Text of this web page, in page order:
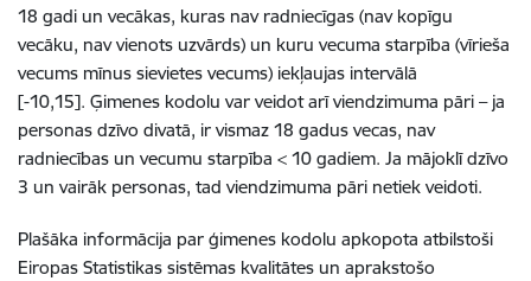
18 gadi un vecākas, kuras nav radniecīgas (nav kopīgu
vecāku, nav vienots uzvārds) un kuru vecuma starpība (vīrieša
vecums mīnus sievietes vecums) iekļaujas intervālā
[-10,15]. Ģimenes kodolu var veidot arī viendzimuma pāri – ja
personas dzīvo divatā, ir vismaz 18 gadus vecas, nav
radniecības un vecumu starpība < 10 gadiem. Ja mājoklī dzīvo
3 un vairāk personas, tad viendzimuma pāri netiek veidoti.
Plašāka informācija par ģimenes kodolu apkopota atbilstoši
Eiropas Statistikas sistēmas kvalitātes un aprakstošo